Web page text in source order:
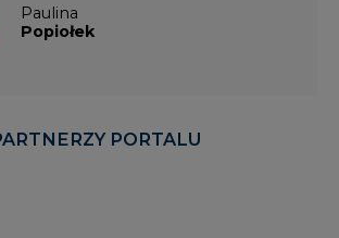
Paulina
Popiołek
PORTALU